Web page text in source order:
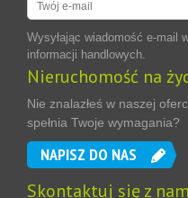
Wysyłając wiadomość e-mail
informacji handlowych.
Nieruchomość na
Nie znalazłeś w naszej
spełnia Twoje wymagania?
NAPISZ DO NAS
Skontaktuj się z